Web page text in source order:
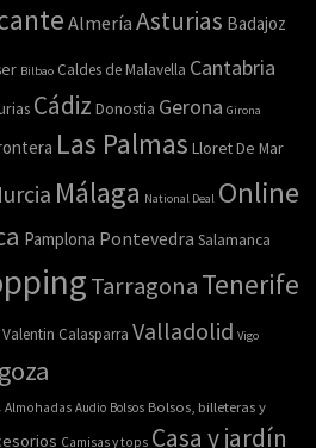
Almería Asturias Badajoz
Bilbao Caldes de Malavella Cantabria
Cádiz Donostia Gerona Girona
Las Palmas Lloret De Mar
Málaga National Deal Online
Pamplona Pontevedra Salamanca
TarragonaTenerife
Valentin Calasparra Valladolid Vigo
Almohadas Audio Bolsos Bolsos, billeteras y
Camisas y tops Casa y jardín